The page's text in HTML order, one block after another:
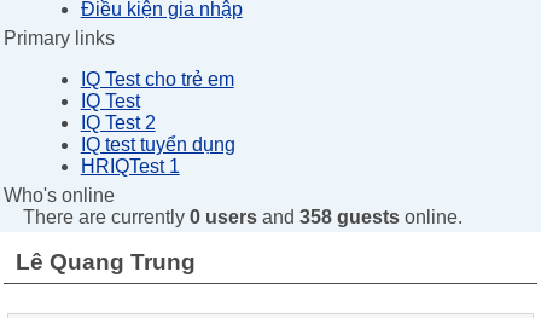
Điều kiện gia nhập
Primary links
IQ Test cho trẻ em
IQ Test
IQ Test 2
IQ test tuyển dụng
HRIQTest 1
Who's online
There are currently 0 usersand 358 guestsonline.
Lê Quang Trung